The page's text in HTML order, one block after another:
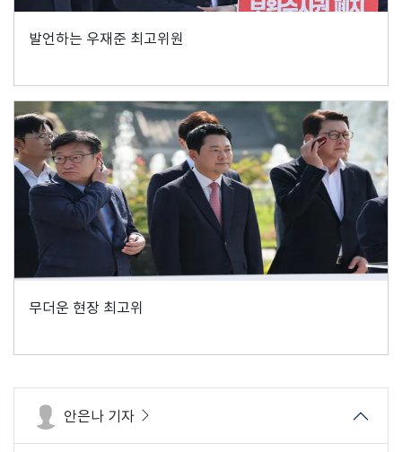
발언하는 우재준 최고위원
무더운 현장 최고위
안은나 기자